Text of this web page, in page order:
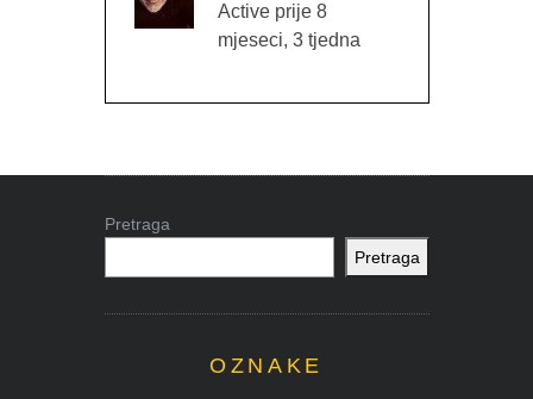
Active prije 8
mjeseci, 3 tjedna
Pretraga
Pretraga
OZNAKE